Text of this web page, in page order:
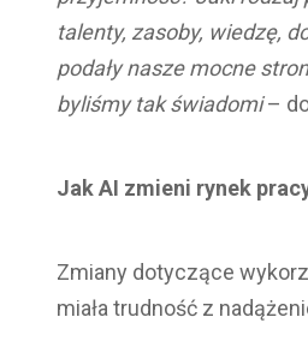
talenty, zasoby, wiedzę,
podały nasze mocne
byliśmy tak świadomi–
Jak AI zmieni rynek
Zmiany dotyczące
miała trudność z